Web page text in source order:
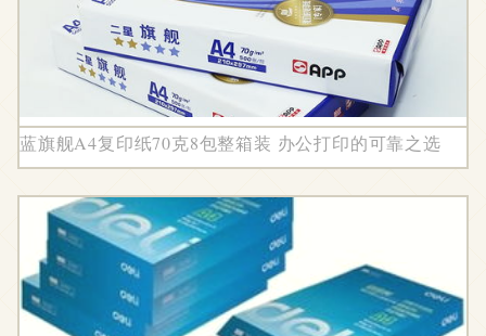
蓝旗舰A4复印纸70克8包整箱装 办公打印的可靠之选